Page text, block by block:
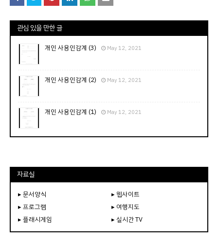
관심 있을 만한 글
개인 사용인감계 (3) May 12, 2021
개인 사용인감계 (2) May 12, 2021
개인 사용인감계 (1) May 12, 2021
자료실
▸ 문서양식
▸ 웹사이트
▸ 프로그램
▸ 여행지도
▸ 플래시게임
▸ 실시간 TV